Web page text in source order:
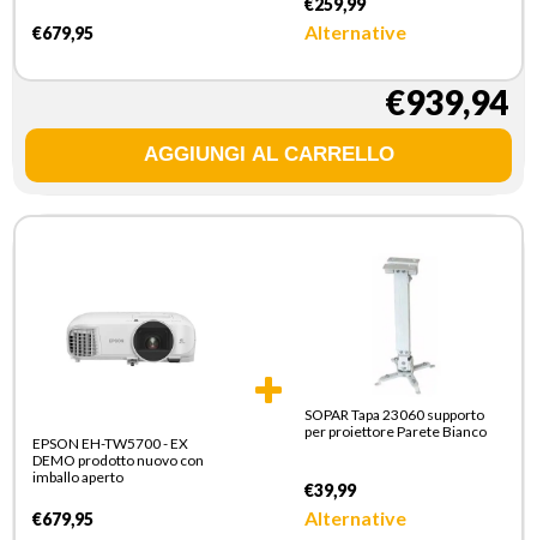
€679,95 Alternative
€939,94
EPSON EH-TW5700 - EX
DEMO prodotto nuovo con
imballo aperto
€679,95
SOPAR Tapa 23060 supporto
per proiettore Parete Bianco
€39,99
Alternative